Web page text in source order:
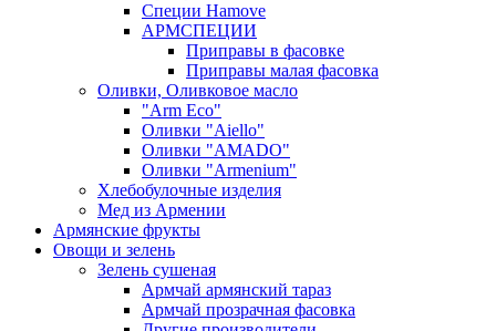
Специи Hamove
АРМСПЕЦИИ
Приправы в фасовке
Приправы малая фасовка
Оливки, Оливковое масло
"Arm Eco"
Оливки "Aiello"
Оливки "AMADO"
Оливки "Armenium"
Хлебобулочные изделия
Мед из Армении
Армянские фрукты
Овощи и зелень
Зелень сушеная
Армчай армянский тараз
Армчай прозрачная фасовка